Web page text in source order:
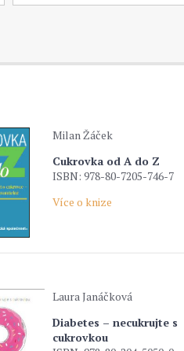
Milan Žáček
Cukrovka od A do Z
ISBN: 978-80-7205-746-7
Více o knize
Laura Janáčková
Diabetes – necukrujte s
cukrovkou